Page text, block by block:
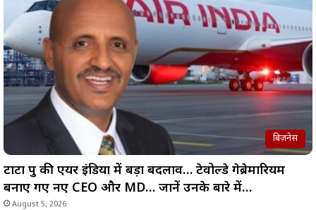
बिज़नेस
टाटा ग्रुप की एयर इंडिया में बड़ा बदलाव… टेवोल्डे गेब्रेमारियम
बनाए गए नए CEO और MD… जानें उनके बारे में…
August 5, 2026